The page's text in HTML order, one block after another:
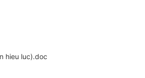
hieu luc).doc